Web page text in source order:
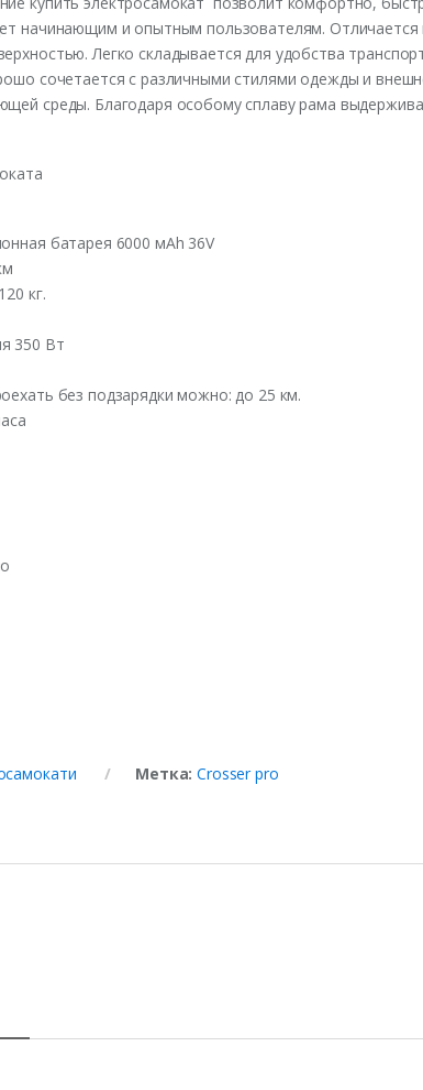
начинающим и опытным пользователям.
Легко складывается для удобства
сочетается с различными стилями одежды и
среды. Благодаря особому сплаву рама
батарея 6000 мAh 36V
кг.
350 Вт
без подзарядки можно: до 25 км.
Метка:Crosser pro